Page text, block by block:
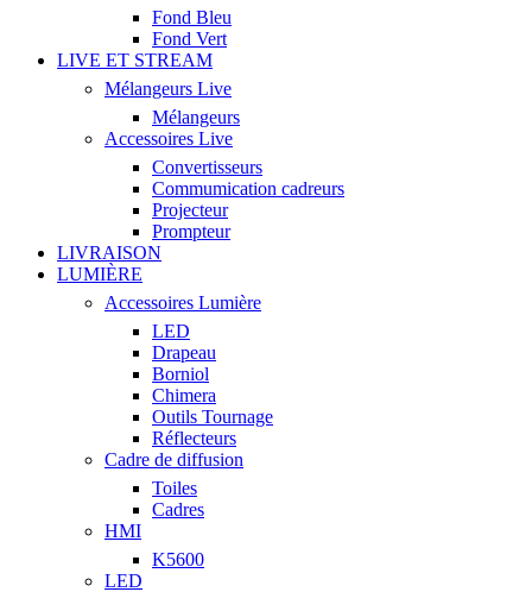
Fond Bleu
Fond Vert
LIVE ET STREAM
Mélangeurs Live
Mélangeurs
Accessoires Live
Convertisseurs
Commumication cadreurs
Projecteur
Prompteur
LIVRAISON
LUMIÈRE
Accessoires Lumière
LED
Drapeau
Borniol
Chimera
Outils Tournage
Réflecteurs
Cadre de diffusion
Toiles
Cadres
HMI
K5600
LED